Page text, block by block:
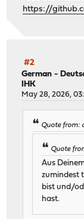
https://
#2
German -
IHK
May 28, 2026,
Quote from:
Quote
Aus
zumindest
bist und/
hast.